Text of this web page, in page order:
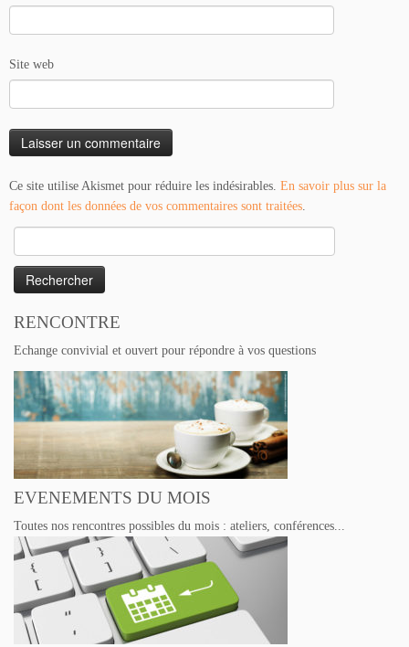
Site web
Ce site utilise Akismet pour réduire les indésirables. En savoir plus sur la
façon dont les données de vos commentaires sont traitées
RENCONTRE
Echange convivial et ouvert pour répondre à vos questions
EVENEMENTS DU MOIS
Toutes nos rencontres possibles du mois : ateliers, conférences...